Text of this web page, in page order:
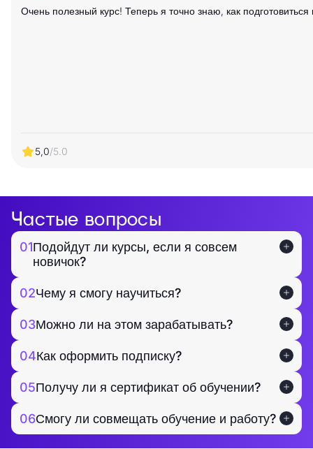
Очень полезный курс! Теперь я точно знаю, как
5,0/5.0
Частые вопросы
01Подойдут ли курсы, если я совсем
новичок?
02Чему я смогу научиться?
03Можно ли на этом зарабатывать?
04Как оформить подписку?
05Получу ли я сертификат об обучении?
06Смогу ли совмещать обучение и работу?